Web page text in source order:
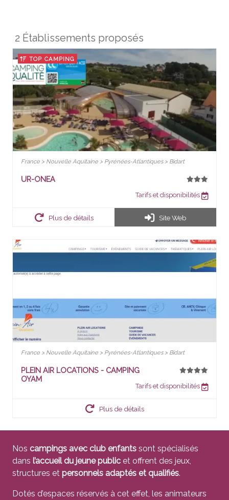
2 Établissements proposés
TOP CAMPING
France > Nouvelle Aquitaine > Pyrénées-Atlantiques > Bidart
UR-ONEA
Tarifs et disponibilités
Plus de détails Site Web
France > Nouvelle Aquitaine > Pyrénées-Atlantiques > Bidart
PLEIN AIR LOCATIONS - CAMPING
OYAM
Tarifs et disponibilités
Plus de détails
Nos campings avec club enfants sont spécialisés
dans l’accueil du jeune public et offrent des jeux,
structures et personnels adaptés et qualifiés.
Dotés d’espaces réservés à cet effet, les animateurs